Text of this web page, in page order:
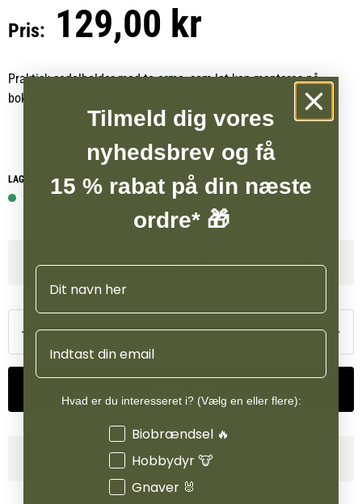
Pris: 129,00 kr
Praktisk sadelholder med to arme, som let kan monteres på
bokslågen og fjernes igen.
LAGERSTATUS WEBSHOP
2 på lager
Se lagerstatus i vores butikker
Produktinformation
Tilmeld dig vores
nyhedsbrev og få
15 % rabat på din næste
ordre* 🎁
Navn
Email
Hvad er du interesseret i? (Vælg en eller flere):
Interesser
Biobrændsel 🔥
Hobbydyr 🐮
Gnaver 🐰